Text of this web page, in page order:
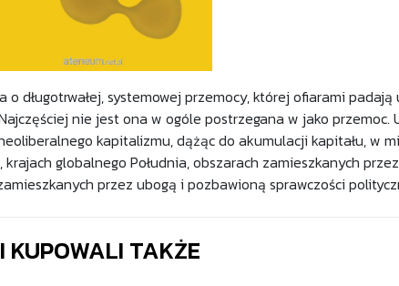
o długotrwałej, systemowej przemocy, której ofiarami
nie jest ona w ogóle postrzegana w jako
kapitalizmu, dążąc do akumulacji kapitału, w
globalnego Południa, obszarach zamieszkanych
przez ubogą i pozbawioną sprawczości
KUPOWALI TAKŻE